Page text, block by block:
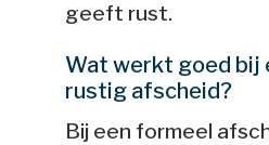
geeft rust.
Wat werkt goed bij
rustig afscheid?
Bij een formeel